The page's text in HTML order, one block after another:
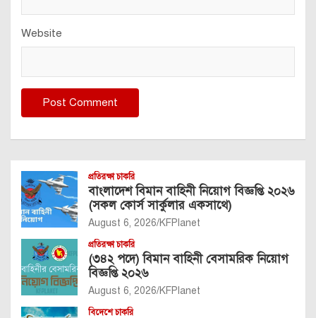
Website
প্রতিরক্ষা চাকরি
বাংলাদেশ বিমান বাহিনী নিয়োগ বিজ্ঞপ্তি ২০২৬
(সকল কোর্স সার্কুলার একসাথে)
August 6, 2026 KFPlanet
প্রতিরক্ষা চাকরি
(৩৪২ পদে) বিমান বাহিনী বেসামরিক নিয়োগ
বিজ্ঞপ্তি ২০২৬
August 6, 2026 KFPlanet
বিদেশে চাকরি